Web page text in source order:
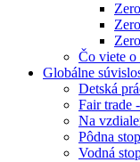
Čo viete o
Globálne
Detská
Fair trade
Na
Pôdna
Vodná